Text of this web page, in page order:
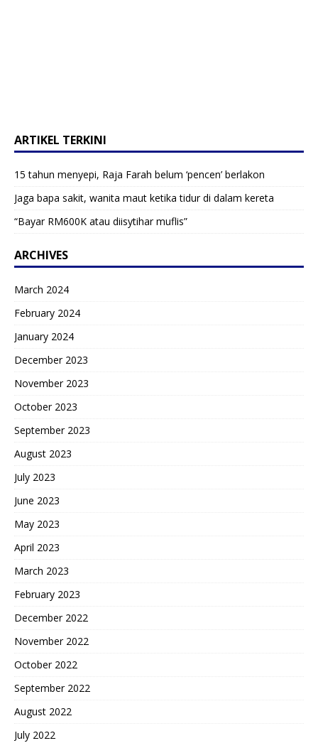
ARTIKEL TERKINI
15 tahun menyepi, Raja Farah belum ‘pencen’ berlakon
Jaga bapa sakit, wanita maut ketika tidur di dalam kereta
“Bayar RM600K atau diisytihar muflis”
ARCHIVES
March 2024
February 2024
January 2024
December 2023
November 2023
October 2023
September 2023
August 2023
July 2023
June 2023
May 2023
April 2023
March 2023
February 2023
December 2022
November 2022
October 2022
September 2022
August 2022
July 2022